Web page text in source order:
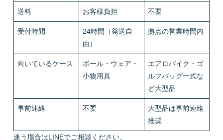
送料 お客様負担 不要
受付時間
24時間（発送自
由）
拠点の営業時間内
向いているケース
ボール・ウェア・
小物用具
エアロバイク・ゴ
ルフバッグ一式な
ど大型品
事前連絡 不要
大型品は事前連絡
推奨
迷う場合はLINEでご相談ください。